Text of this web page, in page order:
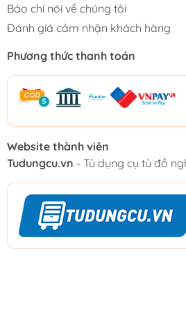
Báo chí nói về chúng tôi
Đánh giá cảm nhận khách hàng
Phương thức thanh toán
Website thành viên
Tudungcu.vn - Tủ dụng cụ tủ đồ